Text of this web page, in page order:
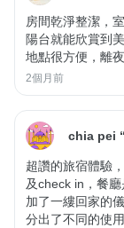
房間乾淨整潔，
陽台就能欣賞到
地點很方便，離
2個月前
chia pei
超讚的旅宿體驗
及check in，餐
加了一縷回家的
分出了不同的使